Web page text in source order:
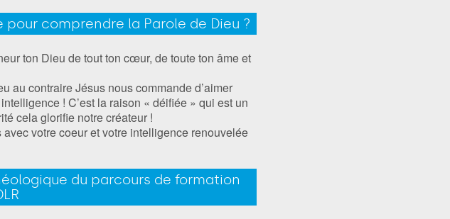
comprendre la Parole de Dieu ?
ton Dieu de tout ton cœur, de toute ton âme et
au contraire Jésus nous commande d’aimer
! C’est la raison « déifiée » qui est un
cela glorifie notre créateur !
votre coeur et votre intelligence renouvelée
du parcours de formation